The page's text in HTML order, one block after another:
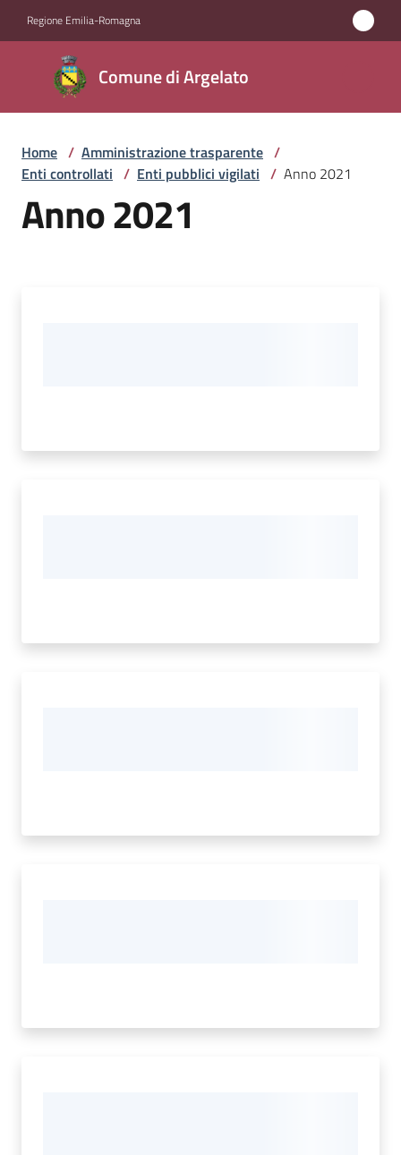
Regione Emilia-Romagna
Comune di Argelato
Comune
di
Argelato
Menu selezionato
Home / Amministrazione trasparente /
Enti controllati / Enti pubblici vigilati / Anno 2021
Anno 2021